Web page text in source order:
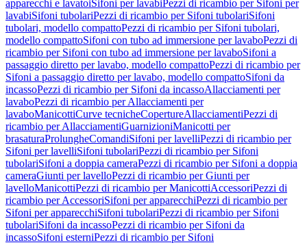
apparecchi e lavatoiSifoni per lavabiPezzi di ricambio per Sifoni per
lavabiSifoni tubolariPezzi di ricambio per Sifoni tubolariSifoni
tubolari, modello compattoPezzi di ricambio per Sifoni tubolari,
modello compattoSifoni con tubo ad immersione per lavaboPezzi di
ricambio per Sifoni con tubo ad immersione per lavaboSifoni a
passaggio diretto per lavabo, modello compattoPezzi di ricambio per
Sifoni a passaggio diretto per lavabo, modello compattoSifoni da
incassoPezzi di ricambio per Sifoni da incassoAllacciamenti per
lavaboPezzi di ricambio per Allacciamenti per
lavaboManicottiCurve tecnicheCopertureAllacciamentiPezzi di
ricambio per AllacciamentiGuarnizioniManicotti per
brasaturaProlungheComandiSifoni per lavelliPezzi di ricambio per
Sifoni per lavelliSifoni tubolariPezzi di ricambio per Sifoni
tubolariSifoni a doppia cameraPezzi di ricambio per Sifoni a doppia
cameraGiunti per lavelloPezzi di ricambio per Giunti per
lavelloManicottiPezzi di ricambio per ManicottiAccessoriPezzi di
ricambio per AccessoriSifoni per apparecchiPezzi di ricambio per
Sifoni per apparecchiSifoni tubolariPezzi di ricambio per Sifoni
tubolariSifoni da incassoPezzi di ricambio per Sifoni da
incassoSifoni esterniPezzi di ricambio per Sifoni